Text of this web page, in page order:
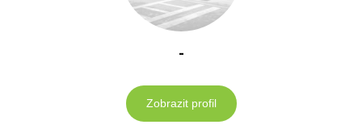
-
Zobrazit profil